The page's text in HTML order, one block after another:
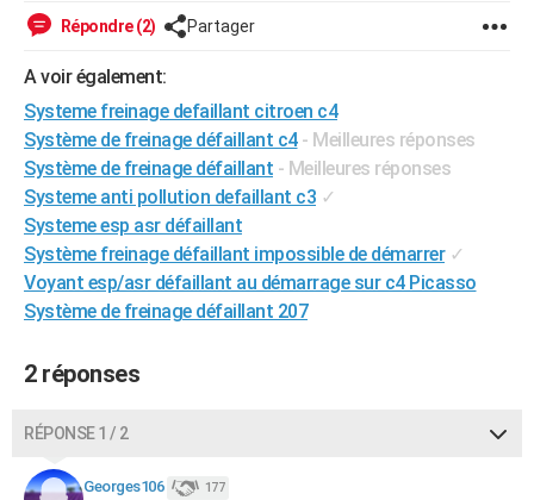
Art de vivre
Bien-être
Loisirs
Mode
Modes de vie
Alimentation
Guide de la santé
Maladies
Médicaments
Sommeil
Destinations
City break
Voyage nature
Voyage de noces
Forum
Climat
+PHOTO
GUIDES D'ACHAT
BONS PLANS
CARTE DE VOEUX
Dictionnaire
Biographies
Citations
Expressions
Proverbes
PROGRAMME TV
COPAINS D'AVANT
S'inscrire
Se connecter
Lycées
Collèges
Primaires
Universités
Entreprises
Service militaire
Avis de recherche
AVIS DE DÉCÈS
Répondre (2) Partager
A voir également:
Systeme freinage defaillant citroen c4
Système de freinage défaillant c4 - Meilleures réponses
Système de freinage défaillant - Meilleures réponses
Systeme anti pollution defaillant c3 ✓
Systeme esp asr défaillant
Système freinage défaillant impossible de démarrer ✓
Voyant esp/asr défaillant au démarrage sur c4 Picasso
Système de freinage défaillant 207
2 réponses
RÉPONSE 1 / 2
Georges106 177